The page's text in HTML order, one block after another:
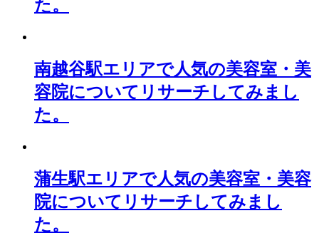
た。
南越谷駅エリアで人気の美容室・美
容院についてリサーチしてみまし
た。
蒲生駅エリアで人気の美容室・美容
院についてリサーチしてみまし
た。